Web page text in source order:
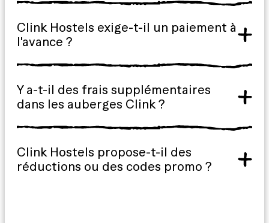
Clink Hostels exige-t-il un paiement à
l'avance ?
Y a-t-il des frais supplémentaires
dans les auberges Clink ?
Clink Hostels propose-t-il des
réductions ou des codes promo ?